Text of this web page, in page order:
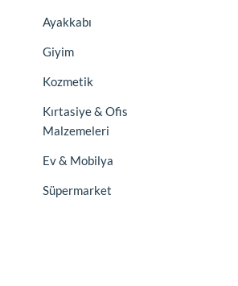
Ayakkabı
Giyim
Kozmetik
Kırtasiye & Ofis
Malzemeleri
Ev & Mobilya
Süpermarket